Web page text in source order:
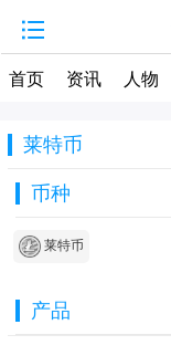

首页 资讯 人物
莱特币
币种
莱特币
产品